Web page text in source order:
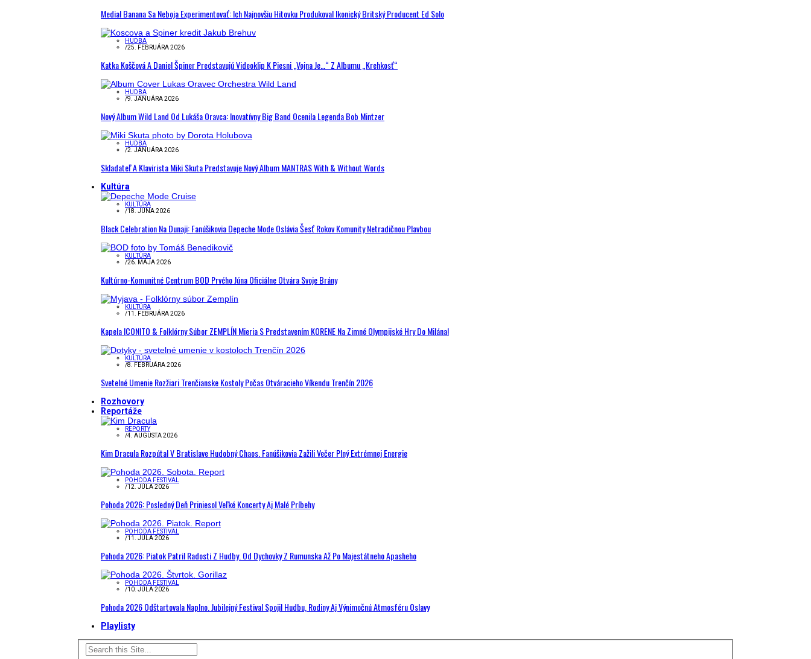
Medial Banana Sa Neboja Experimentovať: Ich Najnovšiu Hitovku Produkoval Ikonický Britský Producent Ed Solo
HUDBA
/25. FEBRUÁRA 2026
Katka Koščová A Daniel Špiner Predstavujú Videoklip K Piesni „Vojna Je…“ Z Albumu „Krehkosť“
HUDBA
/9. JANUÁRA 2026
Nový Album Wild Land Od Lukáša Oravca: Inovatívny Big Band Ocenila Legenda Bob Mintzer
HUDBA
/2. JANUÁRA 2026
Skladateľ A Klavirista Miki Skuta Predstavuje Nový Album MANTRAS With & Without Words
Kultúra
KULTÚRA
/18. JÚNA 2026
Black Celebration Na Dunaji: Fanúšikovia Depeche Mode Oslávia Šesť Rokov Komunity Netradičnou Plavbou
KULTÚRA
/26. MÁJA 2026
Kultúrno-Komunitné Centrum BOD Prvého Júna Oficiálne Otvára Svoje Brány
KULTÚRA
/11. FEBRUÁRA 2026
Kapela ICONITO & Folklórny Súbor ZEMPLÍN Mieria S Predstavením KORENE Na Zimné Olympijské Hry Do Milána!
KULTÚRA
/8. FEBRUÁRA 2026
Svetelné Umenie Rozžiari Trenčianske Kostoly Počas Otváracieho Víkendu Trenčín 2026
Rozhovory
Reportáže
REPORTY
/4. AUGUSTA 2026
Kim Dracula Rozpútal V Bratislave Hudobný Chaos. Fanúšikovia Zažili Večer Plný Extrémnej Energie
POHODA FESTIVAL
/12. JÚLA 2026
Pohoda 2026: Posledný Deň Priniesol Veľké Koncerty Aj Malé Príbehy
POHODA FESTIVAL
/11. JÚLA 2026
Pohoda 2026: Piatok Patril Radosti Z Hudby. Od Dychovky Z Rumunska Až Po Majestátneho Apasheho
POHODA FESTIVAL
/10. JÚLA 2026
Pohoda 2026 Odštartovala Naplno. Jubilejný Festival Spojil Hudbu, Rodiny Aj Výnimočnú Atmosféru Oslavy
Playlisty